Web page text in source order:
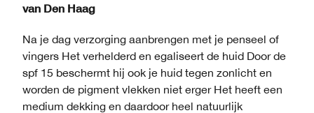
van Den Haag
Na je dag verzorging aanbrengen met je penseel of
vingers Het verhelderd en egaliseert de huid Door de
spf 15 beschermt hij ook je huid tegen zonlicht en
worden de pigment vlekken niet erger Het heeft een
medium dekking en daardoor heel natuurlijk